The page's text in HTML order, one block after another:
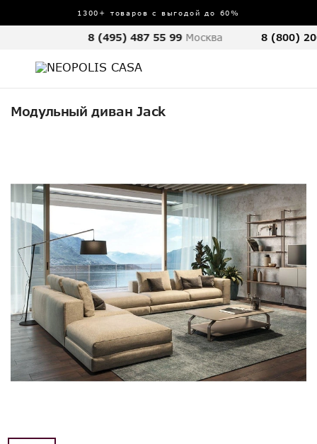
1300+ товаров с выгодой до 60%
8 (495) 487 55 99 Москва 8 (800)
Модульный диван Jack